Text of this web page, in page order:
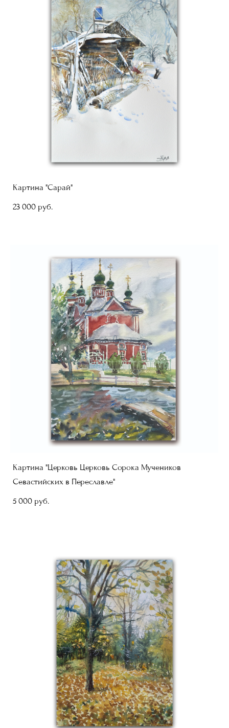
Картина "Сарай"
23 000 pуб.
Картина "Церковь Церковь Сорока Мучеников
Севастийских в Переславле"
5 000 pуб.